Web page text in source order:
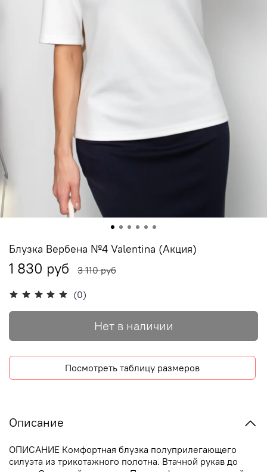
(0)
Блузка Вербена №4 Valentina (Акция)
1 830 руб 3 110 руб
Нет в наличии
Посмотреть таблицу размеров
Описание
ОПИСАНИЕ Комфортная блузка полуприлегающего
силуэта из трикотажного полотна. Втачной рукав до